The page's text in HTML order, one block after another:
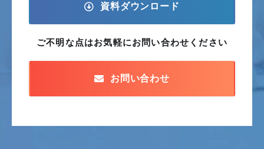
資料ダウンロード
ご不明な点はお気軽にお問い合わせください
お問い合わせ